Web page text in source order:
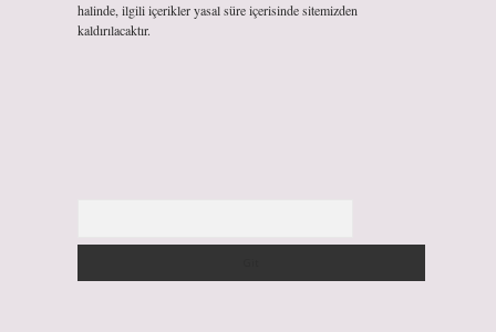
halinde, ilgili içerikler yasal süre içerisinde sitemizden
kaldırılacaktır.